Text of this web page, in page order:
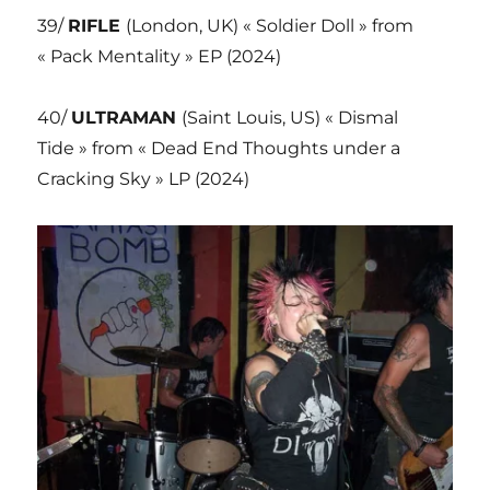
39/ RIFLE (London, UK) « Soldier Doll » from
« Pack Mentality » EP (2024)
40/ ULTRAMAN (Saint Louis, US) « Dismal
Tide » from « Dead End Thoughts under a
Cracking Sky » LP (2024)